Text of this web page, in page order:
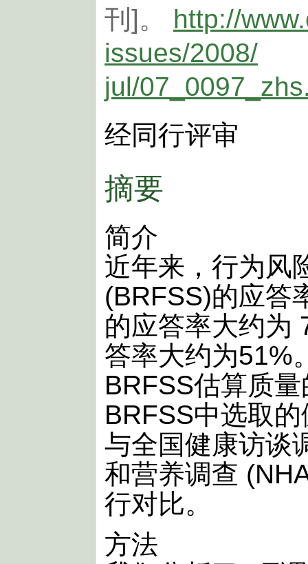
刊]。 http://
issues/2008/
jul/
经同行评审
摘要
简介
近年来，行为风
(BRFSS)的应答
的应答率大约为
答率大约为51%
BRFSS估算质
BRFSS中选取
与全国健康访谈
和营养调查
行对比。
方法